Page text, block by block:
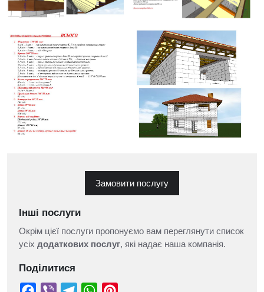
Замовити послугу
Інші послуги
Окрім цієї послуги пропонуємо вам переглянути список
усіх додаткових послуг, які надає наша компанія.
Поділитися